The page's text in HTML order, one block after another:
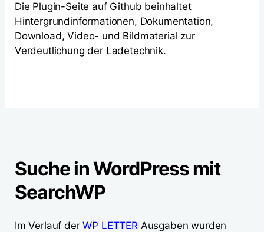
Die Plugin-Seite auf Github beinhaltet
Hintergrundinformationen, Dokumentation,
Download, Video- und Bildmaterial zur
Verdeutlichung der Ladetechnik.
Suche in WordPress mit
SearchWP
Im Verlauf derWP LETTERAusgaben wurden